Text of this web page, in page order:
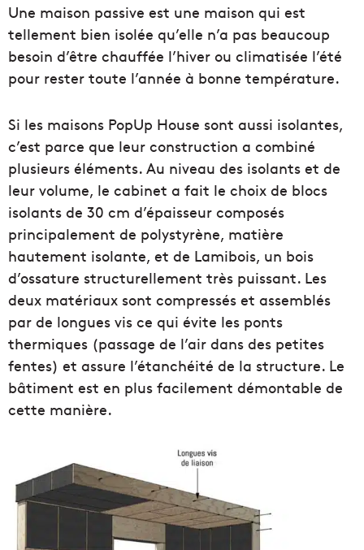
Une maison passive est une maison qui est
tellement bien isolée qu’elle n’a pas beaucoup
besoin d’être chauffée l’hiver ou climatisée l’été
pour rester toute l’année à bonne température.
Si les maisons PopUp House sont aussi isolantes,
c’est parce que leur construction a combiné
plusieurs éléments. Au niveau des isolants et de
leur volume, le cabinet a fait le choix de blocs
isolants de 30 cm d’épaisseur composés
principalement de polystyrène, matière
hautement isolante, et de Lamibois, un bois
d’ossature structurellement très puissant. Les
deux matériaux sont compressés et assemblés
par de longues vis ce qui évite les ponts
thermiques (passage de l’air dans des petites
fentes) et assure l’étanchéité de la structure. Le
bâtiment est en plus facilement démontable de
cette manière.